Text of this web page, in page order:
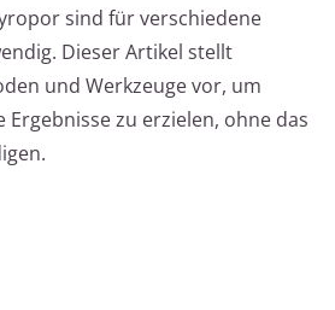
sind für verschiedene
Dieser Artikel stellt
und Werkzeuge vor, um
zu erzielen, ohne das